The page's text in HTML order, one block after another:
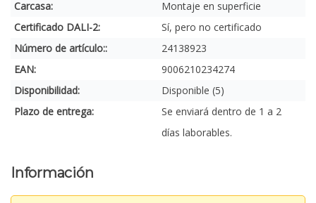
Carcasa:
Montaje en superficie
Certificado DALI-2:
Sí, pero no certificado
Número de artículo::
24138923
EAN:
9006210234274
Disponibilidad:
Disponible (5)
Plazo de entrega:
Se enviará dentro de 1 a 2
días laborables.
Información